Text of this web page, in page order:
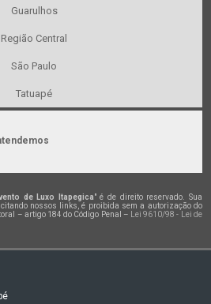
Guarulhos
Região Central
São Paulo
Tatuapé
de Luxo Itapegica" é de direito reservado. Sua
nossos links, é proibida sem a autorização do
– artigo 184 do Código Penal –
Lei 9610/98 - Lei de